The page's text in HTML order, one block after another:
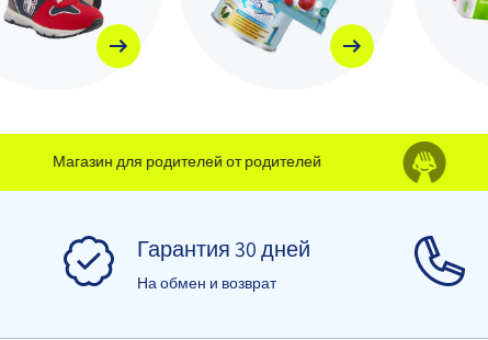
Магазин для родителей от родителей
Гарантия 30 дней
На обмен и возврат